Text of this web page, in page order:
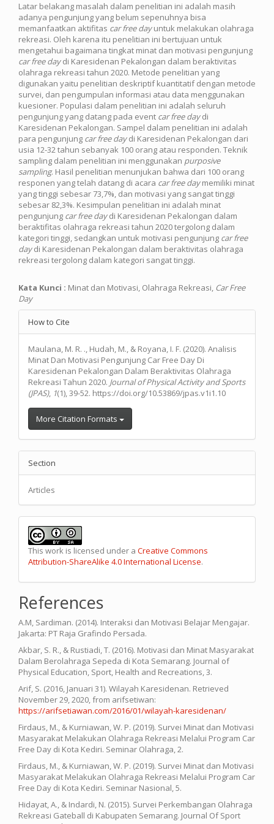
Latar belakang masalah dalam penelitian ini adalah masih
adanya pengunjung yang belum sepenuhnya bisa
memanfaatkan aktifitas car free dayuntuk melakukan olahraga
rekreasi. Oleh karena itu penelitian ini bertujuan untuk
mengetahui bagaimana tingkat minat dan motivasi pengunjung
car free daydi Karesidenan Pekalongan dalam beraktivitas
olahraga rekreasi tahun 2020. Metode penelitian yang
digunakan yaitu penelitian deskriptif kuantitatif dengan metode
survei, dan pengumpulan informasi atau data menggunakan
kuesioner. Populasi dalam penelitian ini adalah seluruh
pengunjung yang datang pada event car free daydi
Karesidenan Pekalongan. Sampel dalam penelitian ini adalah
para pengunjung car free daydi Karesidenan Pekalongan dari
usia 12-32 tahun sebanyak 100 orang atau responden. Teknik
sampling dalam penelitian ini menggunakan purposive
sampling. Hasil penelitian menunjukan bahwa dari 100 orang
responen yang telah datang di acara car free daymemiliki minat
yang tinggi sebesar 73,7%, dan motivasi yang sangat tinggi
sebesar 82,3%. Kesimpulan penelitian ini adalah minat
pengunjung car free daydi Karesidenan Pekalongan dalam
beraktifitas olahraga rekreasi tahun 2020 tergolong dalam
kategori tinggi, sedangkan untuk motivasi pengunjung car free
daydi Karesidenan Pekalongan dalam beraktivitas olahraga
rekreasi tergolong dalam kategori sangat tinggi.
Kata Kunci : Minat dan Motivasi, Olahraga Rekreasi, Car Free
Day
Article
Details
How to Cite
Maulana, M. R. ., Hudah, M., & Royana, I. F. (2020). Analisis
Minat Dan Motivasi Pengunjung Car Free Day Di
Karesidenan Pekalongan Dalam Beraktivitas Olahraga
Rekreasi Tahun 2020. Journal of Physical Activity and Sports
(JPAS), 1(1), 39-52. https://doi.org/10.53869/jpas.v1i1.10
More Citation Formats
Section
Articles
This work is licensed under a Creative Commons
Attribution-ShareAlike 4.0 International License.
References
A.M, Sardiman. (2014). Interaksi dan Motivasi Belajar Mengajar.
Jakarta: PT Raja Grafindo Persada.
Akbar, S. R., & Rustiadi, T. (2016). Motivasi dan Minat Masyarakat
Dalam Berolahraga Sepeda di Kota Semarang. Journal of
Physical Education, Sport, Health and Recreations, 3.
Arif, S. (2016, Januari 31). Wilayah Karesidenan. Retrieved
November 29, 2020, from arifsetiwan:
https://arifsetiawan.com/2016/01/wilayah-karesidenan/
Firdaus, M., & Kurniawan, W. P. (2019). Survei Minat dan Motivasi
Masyarakat Melakukan Olahraga Rekreasi Melalui Program Car
Free Day di Kota Kediri. Seminar Olahraga, 2.
Firdaus, M., & Kurniawan, W. P. (2019). Survei Minat dan Motivasi
Masyarakat Melakukan Olahraga Rekreasi Melalui Program Car
Free Day di Kota Kediri. Seminar Nasional, 5.
Hidayat, A., & Indardi, N. (2015). Survei Perkembangan Olahraga
Rekreasi Gateball di Kabupaten Semarang. Journal Of Sport